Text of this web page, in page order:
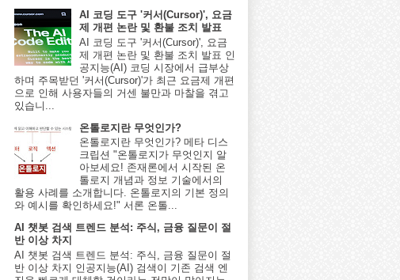
AI 코딩 도구 '커서(Cursor)', 요금
제 개편 논란 및 환불 조치 발표
AI 코딩 도구 '커서(Cursor)', 요금
제 개편 논란 및 환불 조치 발표 인
공지능(AI) 코딩 시장에서 급부상
하며 주목받던 '커서(Cursor)'가 최근 요금제 개편
으로 인해 사용자들의 거센 불만과 마찰을 겪고
있습니...
온톨로지란 무엇인가?
온톨로지란 무엇인가? 메타 디스
크립션 "온톨로지가 무엇인지 알
아보세요! 존재론에서 시작된 온
톨로지 개념과 정보 기술에서의
활용 사례를 소개합니다. 온톨로지의 기본 정의
와 예시를 확인하세요!" 서론 온톨...
AI 챗봇 검색 트렌드 분석: 주식, 금융 질문이 절
반 이상 차지
AI 챗봇 검색 트렌드 분석: 주식, 금융 질문이 절
반 이상 차지 인공지능(AI) 검색이 기존 검색 엔